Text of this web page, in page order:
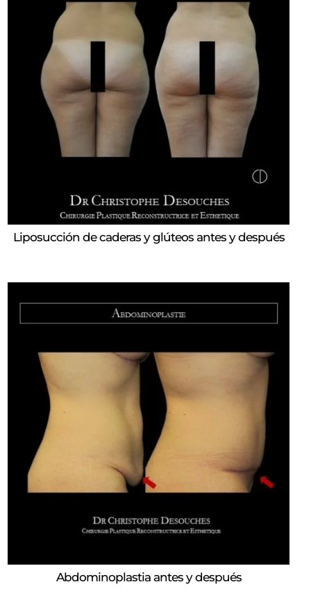
Liposucción de caderas y glúteos antes y después
Abdominoplastia antes y después